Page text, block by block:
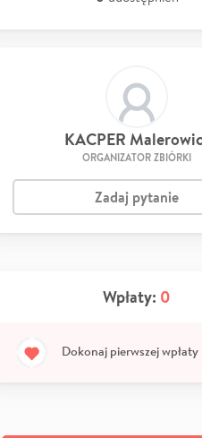
KACPER
ORGANIZATOR ZBIÓRKI
Zadaj pytanie
Wpłaty: 0
Dokonaj pierwszej wpłaty